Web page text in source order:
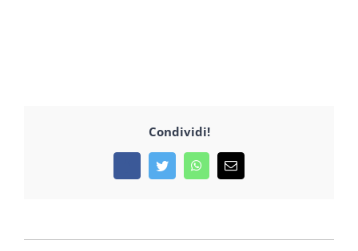
Condividi!
FacebookTwitterWhatsApp
Email